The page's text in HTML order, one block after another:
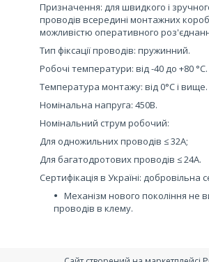
Призначення: для швидкого і
проводів всередині монтажних
можливістю оперативного
Тип фіксації проводів: пружинний.
Робочі температури: від -40 до +80 °С.
Температура монтажу: від 0°С і вище.
Номінальна напруга: 450В.
Номінальний струм робочий:
Для одножильних проводів ≤ 32А;
Для багатодротових проводів ≤ 24А.
Сертифікація в Україні: добровільна
Механізм нового покоління не
проводів в клему.